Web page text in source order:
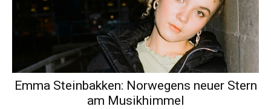
Emma Steinbakken: Norwegens neuer Stern
am Musikhimmel